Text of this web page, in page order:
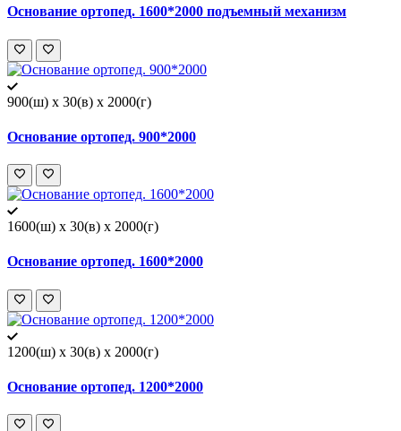
Основание ортопед. 1600*2000 подъемный механизм
900(ш) x 30(в) x 2000(г)
Основание ортопед. 900*2000
1600(ш) x 30(в) x 2000(г)
Основание ортопед. 1600*2000
1200(ш) x 30(в) x 2000(г)
Основание ортопед. 1200*2000